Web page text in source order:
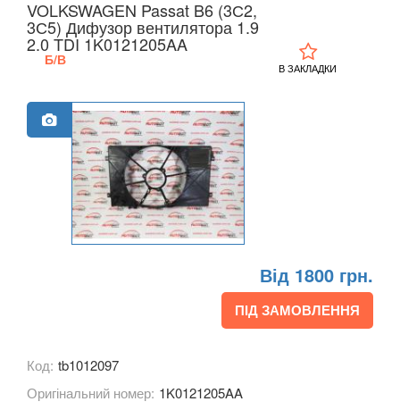
KIA
LANCIA
LAND ROVER
LEXUS
MASERATI
MAZDA
keyboard_arrow_down
MITSUBISHI
NISSAN
VOLKSWAGEN Passat B6 (3С2,
3С5) Дифузор вентилятора 1.9
2.0 TDI 1K0121205AA
Б/В
Від 1800 грн.
ПІД ЗАМОВЛЕННЯ
В ЗАКЛАДКИ
Код: tb1012097
Оригінальний номер: 1K0121205AA